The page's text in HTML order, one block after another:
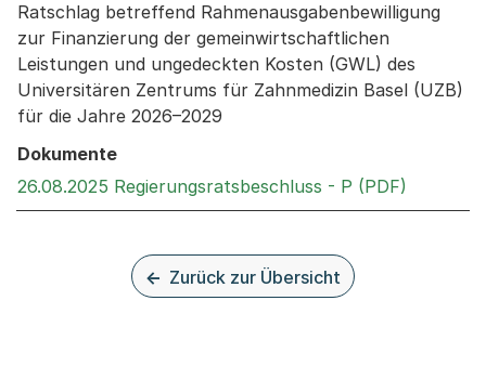
Ratschlag betreffend Rahmenausgabenbewilligung
zur Finanzierung der gemeinwirtschaftlichen
Leistungen und ungedeckten Kosten (GWL) des
Universitären Zentrums für Zahnmedizin Basel (UZB)
für die Jahre 2026–2029
Dokumente
26.08.2025 Regierungsratsbeschluss - P (PDF)
Zurück zur Übersicht